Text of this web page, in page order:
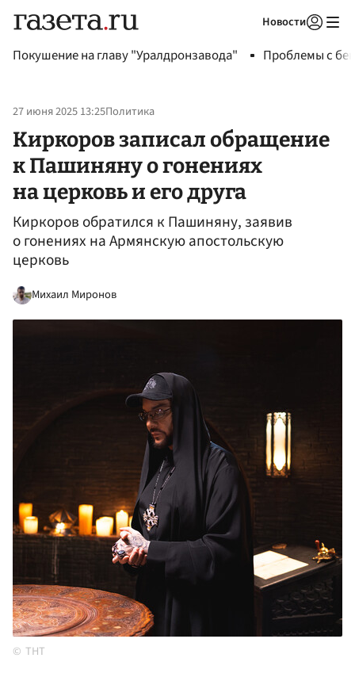
Новости
Покушение на главу "Уралдронзавода" Проблемы с
27 июня 2025 13:25Политика
Киркоров записал обращение
к Пашиняну о гонениях
на церковь и его друга
Киркоров обратился к Пашиняну, заявив
о гонениях на Армянскую апостольскую
церковь
Михаил Миронов
ТНТ